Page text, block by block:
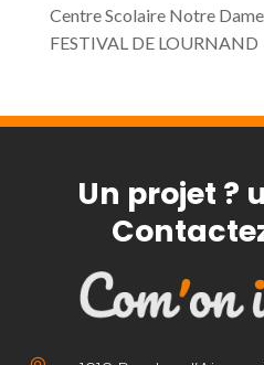
Centre Scolaire Notre
FESTIVAL DE LOURNAND
Un projet ?